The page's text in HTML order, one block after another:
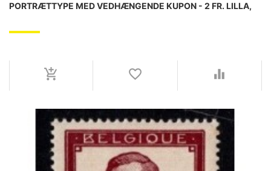
PORTRÆTTYPE MED VEDHÆNGENDE KUPON - 2 FR. LILLA,